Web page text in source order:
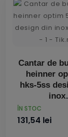
Cantar de
heinner
hks-5ss
inox
PRET
ÎN STOC
131,54 lei